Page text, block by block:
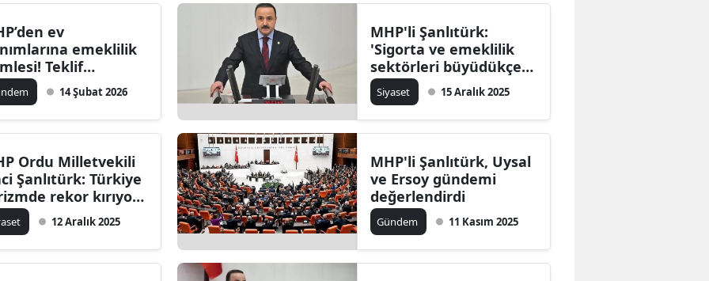
ev
emeklilik
Teklif
14 Şubat 2026
MHP'li Şanlıtürk:
'Sigorta ve emeklilik
sektörleri büyüdükçe
devletin afet yükü
azalacak'
Siyaset 15 Aralık 2025
Ordu Milletvekili
Şanlıtürk: Türkiye
rekor kırıyor,
hedeflere
yürüyoruz
12 Aralık 2025
MHP'li Şanlıtürk, Uysal
ve Ersoy gündemi
değerlendirdi
Gündem 11 Kasım 2025